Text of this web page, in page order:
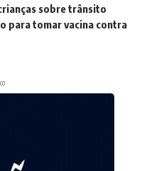
sobre trânsito
para tomar vacina contra